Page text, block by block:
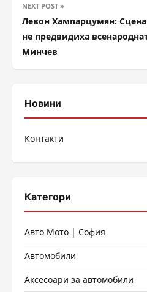
NEXT POST »
Левон Хампарцумян:
не предвидиха
Минчев
Новини
Контакти
Категори
Авто Мото | София
Автомобили
Аксесоари за автомобили